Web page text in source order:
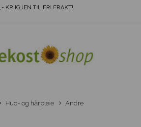
,- KR IGJEN TIL FRI FRAKT!
Hud- og hårpleie Andre